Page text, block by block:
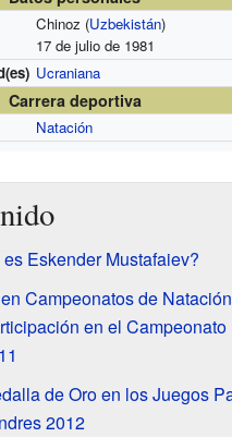
Chinoz (Uzbekistán)
17 de julio de 1981
Ucraniana
Carrera deportiva
Natación
Eskender Mustafaiev?
Campeonatos de Natación
en el
de Oro en los Juegos
2012